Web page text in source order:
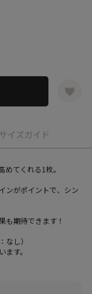
サイズガイド
てくれる1枚。
ンがポイントで、シン
も期待できます！
し）
す。